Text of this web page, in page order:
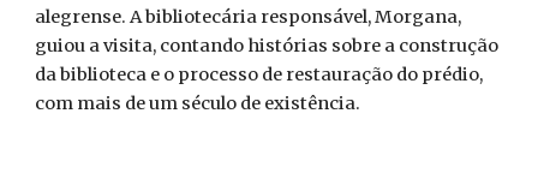
alegrense. A bibliotecária responsável, Morgana,
guiou a visita, contando histórias sobre a construção
da biblioteca e o processo de restauração do prédio,
com mais de um século de existência.